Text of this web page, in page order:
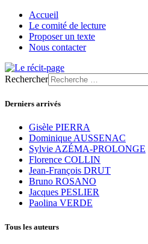
Accueil
Le comité de lecture
Proposer un texte
Nous contacter
Rechercher
Derniers arrivés
Gisèle PIERRA
Dominique AUSSENAC
Sylvie AZÉMA-PROLONGE
Florence COLLIN
Jean-François DRUT
Bruno ROSANO
Jacques PESLIER
Paolina VERDE
Tous les auteurs